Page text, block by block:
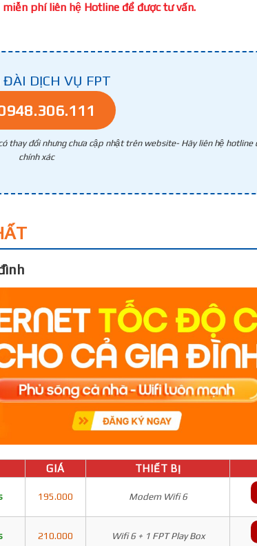
phí liên hệ Hotline để được tư vấn.
ĐÀI DỊCH VỤ FPT
thay đổi nhưng chưa cập nhật trên website- Hãy liên hệ hotline
chính xác
GIÁ THIẾT BỊ
195.000 Modem Wifi 6
210.000 Wifi 6 + 1 FPT Play Box